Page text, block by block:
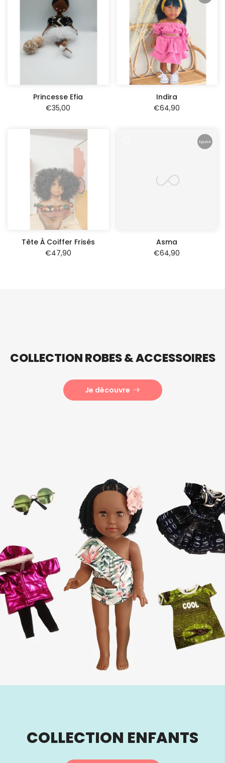
Princesse Efia
€35,00
Indira
€64,90
Tête À Coiffer Frisés
€47,90
Epuisé
Asma
€64,90
COLLECTIONROBES & ACCESSOIRES
Je découvre
COLLECTION ENFANTS